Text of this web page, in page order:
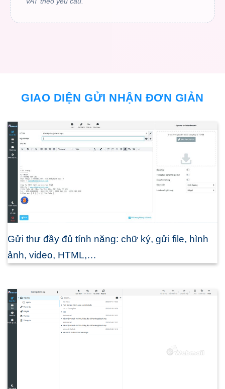
GIAO DIỆN GỬI NHẬN ĐƠN GIẢN
Gửi thư đầy đủ tính năng: chữ ký, gửi file, hình
ảnh, video, HTML,…